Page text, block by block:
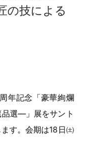
の技による
年記念「豪華絢爛
選―」展をサント
す。会期は18日㈯